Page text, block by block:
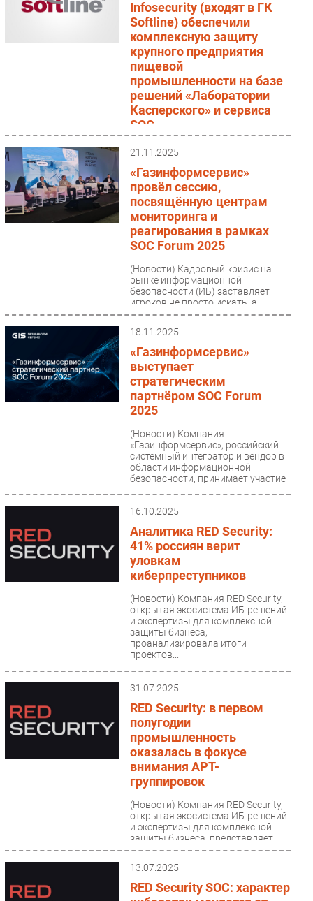
Infosecurity (входят в ГК
Softline) обеспечили
комплексную защиту
крупного предприятия
пищевой
промышленности на базе
решений «Лаборатории
Касперского» и сервиса
SOC
(Новости)ГК Softline (ПАО
«Софтлайн»), инвестиционно-
технологический холдинг с
фокусом на инновации,
реализовала проект по усилению
информационной...
21.11.2025
«Газинформсервис»
провёл сессию,
посвящённую центрам
мониторинга и
реагирования в рамках
SOС Forum 2025
(Новости) Кадровый кризис на
рынке информационной
безопасности (ИБ) заставляет
игроков не просто искать, а
самостоятельно растить
18.11.2025
«Газинформсервис»
выступает
стратегическим
партнёром SOC Forum
2025
(Новости) Компания
«Газинформсервис», российский
системный интегратор и вендор в
области информационной
безопасности, принимает участие
16.10.2025
Аналитика RED Security:
41% россиян верит
уловкам
киберпреступников
(Новости) Компания RED Security,
открытая экосистема ИБ-решений
и экспертизы для комплексной
защиты бизнеса,
проанализировала итоги
проектов...
31.07.2025
RED Security: в первом
полугодии
промышленность
оказалась в фокусе
внимания APT-
группировок
(Новости) Компания RED Security,
открытая экосистема ИБ-решений
и экспертизы для комплексной
защиты бизнеса, представляет
результаты исследования...
13.07.2025
RED Security SOC: характер